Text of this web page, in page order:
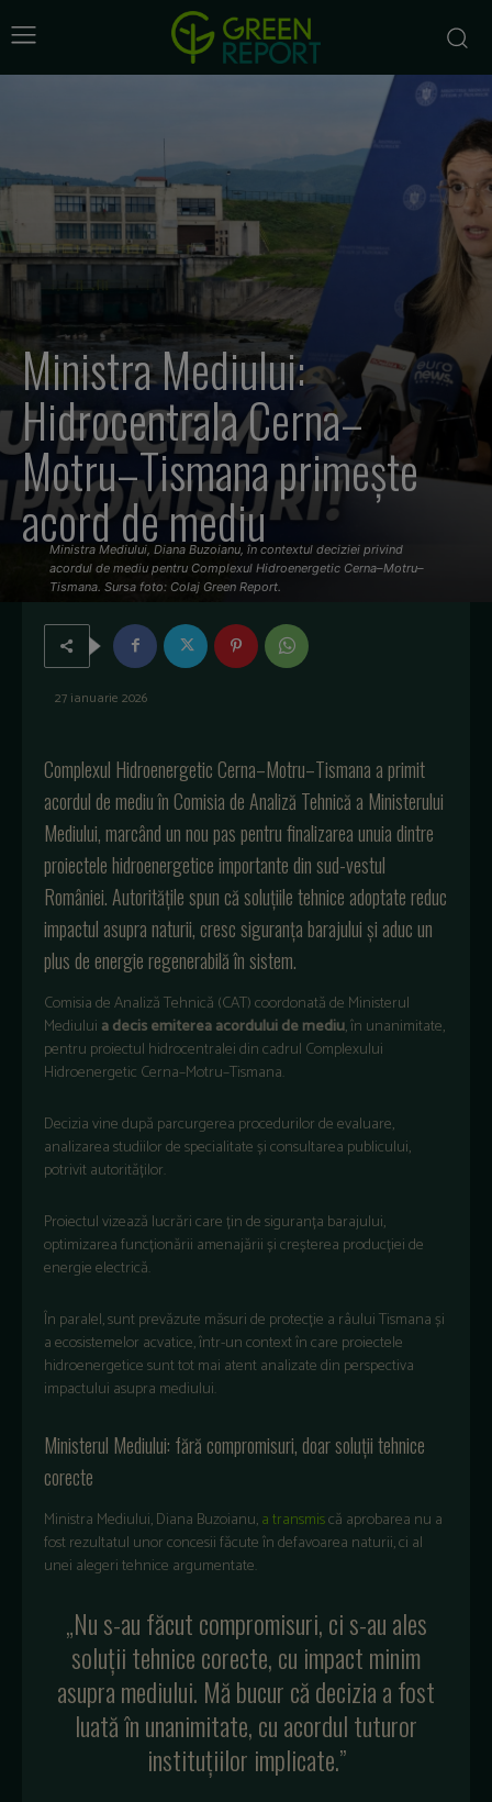
Ministra Mediului:
Hidrocentrala Cerna–
Motru–Tismana primește
acord de mediu
Ministra Mediului, Diana Buzoianu, în contextul deciziei privind
acordul de mediu pentru Complexul Hidroenergetic Cerna–Motru–
Tismana. Sursa foto: Colaj Green Report.
27 ianuarie 2026
Complexul Hidroenergetic Cerna–Motru–Tismana a primit
acordul de mediu în Comisia de Analiză Tehnică a Ministerului
Mediului, marcând un nou pas pentru finalizarea unuia dintre
proiectele hidroenergetice importante din sud-vestul
României. Autoritățile spun că soluțiile tehnice adoptate reduc
impactul asupra naturii, cresc siguranța barajului și aduc un
plus de energie regenerabilă în sistem.
Comisia de Analiză Tehnică (CAT) coordonată de Ministerul
Mediului a decis emiterea acordului de mediu, în unanimitate,
pentru proiectul hidrocentralei din cadrul Complexului
Hidroenergetic Cerna–Motru–Tismana.
Decizia vine după parcurgerea procedurilor de evaluare,
analizarea studiilor de specialitate și consultarea publicului,
potrivit autorităților.
Proiectul vizează lucrări care țin de siguranța barajului,
optimizarea funcționării amenajării și creșterea producției de
energie electrică.
În paralel, sunt prevăzute măsuri de protecție a râului Tismana și
a ecosistemelor acvatice, într-un context în care proiectele
hidroenergetice sunt tot mai atent analizate din perspectiva
impactului asupra mediului.
Ministerul Mediului: fără compromisuri, doar soluții tehnice
corecte
Ministra Mediului, Diana Buzoianu,a transmiscă aprobarea nu a
fost rezultatul unor concesii făcute în defavoarea naturii, ci al
unei alegeri tehnice argumentate.
„Nu s-au făcut compromisuri, ci s-au ales
soluții tehnice corecte, cu impact minim
asupra mediului. Mă bucur că decizia a fost
luată în unanimitate, cu acordul tuturor
instituțiilor implicate.”